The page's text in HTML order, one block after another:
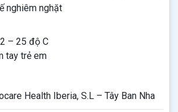
nghiêm nghặt
– 25 độ C
tay trẻ em
Health Iberia, S.L – Tây Ban Nha